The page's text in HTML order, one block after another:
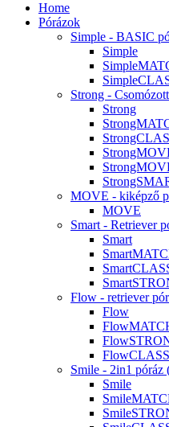
Home
Pórázok
Simple - BASIC
Simple
Strong -
Strong
MOVE - kiképző
MOVE
Smart - Retriever
Smart
Flow - retriever
Flow
Smile - 2in1 póráz
Smile